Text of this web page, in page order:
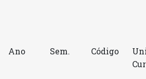
Ano Sem. Código